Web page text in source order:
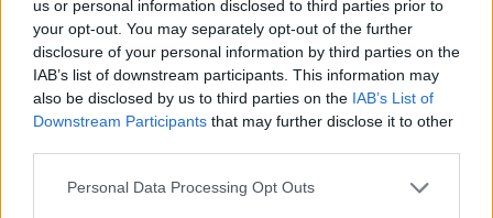
us or personal information disclosed to third parties prior to
your opt-out. You may separately opt-out of the further
disclosure of your personal information by third parties on the
IAB’s list of downstream participants. This information may
also be disclosed by us to third parties on the IAB’s List of
Downstream Participants that may further disclose it to other
Please note that this website/app uses one or more Google
Personal Data Processing Opt Outs
Hirdetés